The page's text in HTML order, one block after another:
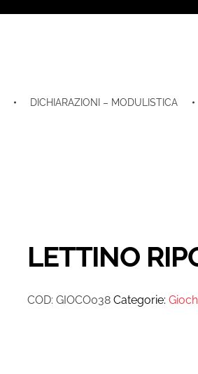
DICHIARAZIONI – MODULISTICA
LETTINO
COD:GIOCO038 Categorie: